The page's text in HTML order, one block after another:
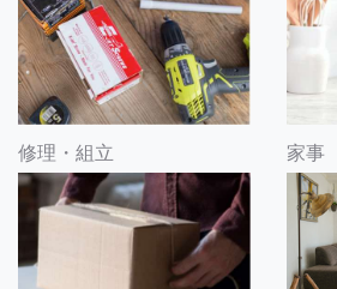
修理・組立 家事